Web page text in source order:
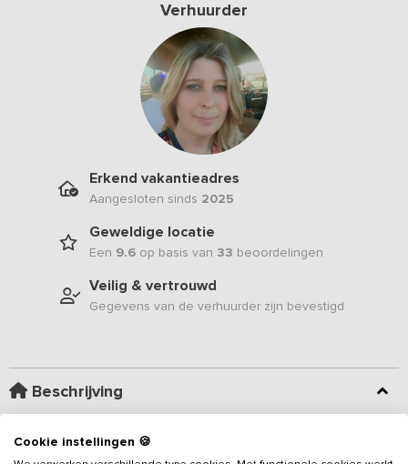
Verhuurder
Erkend vakantieadres
Aangesloten sinds 2025
Geweldige locatie
Een 9.6 op basis van 33 beoordelingen
Veilig & vertrouwd
Gegevens van de verhuurder zijn bevestigd
Beschrijving
Gelegen in een rustige, groene omgeving biedt dit
Cookie instellingen 🍪